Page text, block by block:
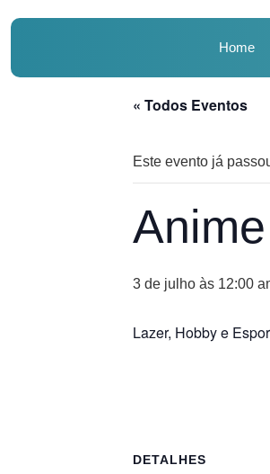
Home
« Todos Eventos
Este evento já
3 de julho às 12:00
Lazer, Hobby e
DETALHES